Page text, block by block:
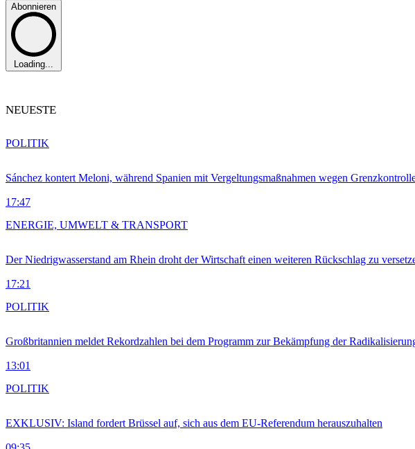
Abonnieren
Loading...
NEUESTE
Sánchez kontert Meloni, während Spanien mit Vergeltungsmaßnahmen wegen
17:47
POLITIK
Der Niedrigwasserstand am Rhein droht der Wirtschaft einen weiteren Rückschlag zu
17:21
ENERGIE, UMWELT & TRANSPORT
Großbritannien meldet Rekordzahlen bei dem Programm zur Bekämpfung der
13:01
POLITIK
EXKLUSIV: Island fordert Brüssel auf, sich aus dem EU-Referendum herauszuhalten
POLITIK